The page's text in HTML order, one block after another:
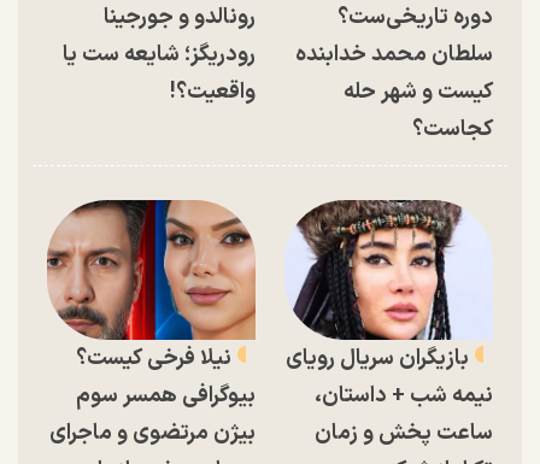
دوره تاریخی‌ست؟
سلطان محمد خدابنده
کیست و شهر حله
کجاست؟
رونالدو و جورجینا
رودریگز؛ شایعه ست یا
واقعیت؟!
بازیگران سریال رویای
نیمه شب + داستان،
ساعت پخش و زمان
نیلا فرخی کیست؟
بیوگرافی همسر سوم
بیژن مرتضوی و ماجرای